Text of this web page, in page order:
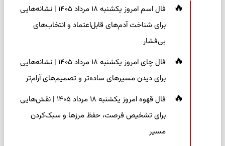
فال اسم امروز یکشنبه ۱۸ مرداد ۱۴۰۵ | نشانه‌هایی
برای شناخت آدم‌های قابل‌اعتماد و انتخاب‌های
بی‌فشار
فال چای امروز یکشنبه ۱۸ مرداد ۱۴۰۵ | نشانه‌هایی
برای دیدن مسیرهای ساده‌تر و تصمیم‌های آرام‌تر
فال قهوه امروز یکشنبه ۱۸ مرداد ۱۴۰۵ | نقش‌هایی
برای تشخیص فرصت، حفظ مرزها و سبک‌کردن
مسیر